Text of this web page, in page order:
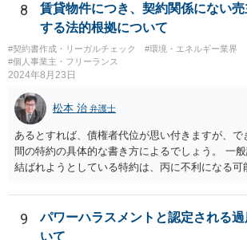
8
賃貸物件につき、契約関係にない
する法的根拠について
#契約書作成・リーガルチェック
#環境・エネルギー業界
#個人事業主・フリーランス
2024年8月23日
松本 治 弁護士
あるとすれば、債権者代位が思い付きますが、
間の特約の具体的な書き方によるでしょう。 一
結ばれようとしている特約は、丙に不利になる可
9
パワーハラスメントと認定される
いて